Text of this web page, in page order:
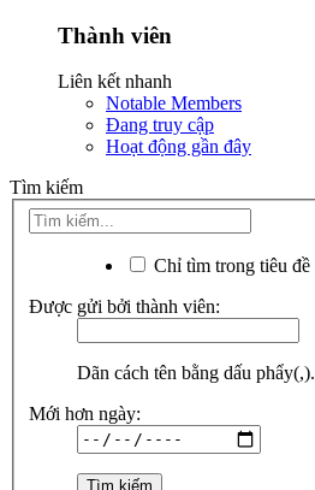
Thành viên
Liên kết nhanh
Notable Members
Đang truy cập
Hoạt động gần đây
Tìm kiếm
Chỉ tìm trong tiêu đề
Được gửi bởi thành viên:
Dãn cách tên bằng dấu phẩy(,).
Mới hơn ngày: